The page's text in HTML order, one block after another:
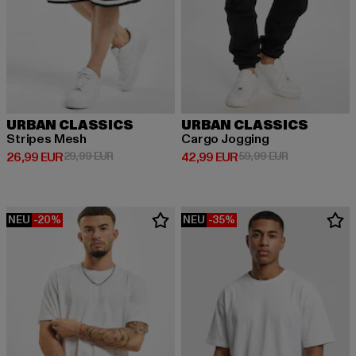
URBAN CLASSICS
Stripes Mesh
26,99 EUR
Derzeitiger Preis: 26,99 EUR
29,99 EURAktionspreis: 29,99 EUR
URBAN CLASSICS
Cargo Jogging
42,99 EUR
Derzeitiger Preis: 42,99 EUR
59,99 EURAktionspreis:
NEU -20% NEU -35%